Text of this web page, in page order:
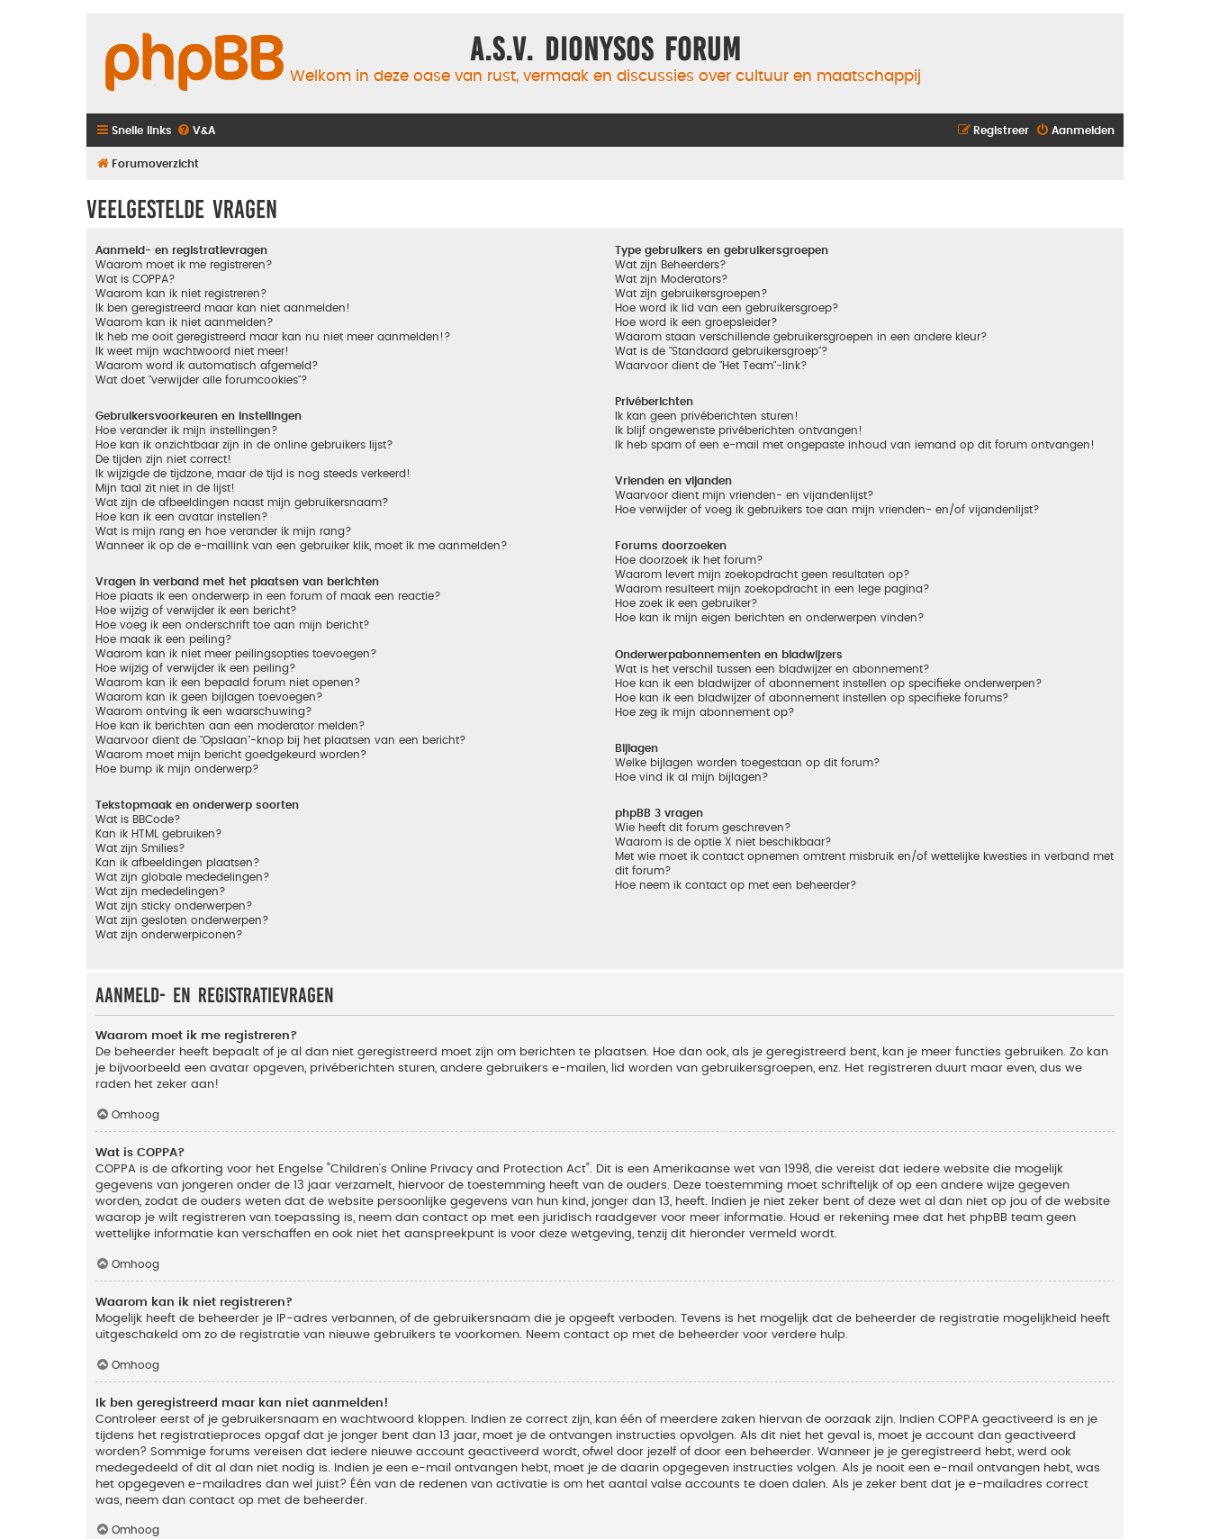
A.S.V. Dionysos Forum
Welkom in deze oase van rust, vermaak en discussies over cultuur en maatschappij
Snelle links V&A Aanmelden
Registreer
Forumoverzicht
Veelgestelde vragen
Aanmeld- en registratievragen
Waarom moet ik me registreren?
Wat is COPPA?
Waarom kan ik niet registreren?
Ik ben geregistreerd maar kan niet aanmelden!
Waarom kan ik niet aanmelden?
Ik heb me ooit geregistreerd maar kan nu niet meer aanmelden!?
Ik weet mijn wachtwoord niet meer!
Waarom word ik automatisch afgemeld?
Wat doet "verwijder alle forumcookies"?
Gebruikersvoorkeuren en instellingen
Hoe verander ik mijn instellingen?
Hoe kan ik onzichtbaar zijn in de online gebruikers lijst?
De tijden zijn niet correct!
Ik wijzigde de tijdzone, maar de tijd is nog steeds verkeerd!
Mijn taal zit niet in de lijst!
Wat zijn de afbeeldingen naast mijn gebruikersnaam?
Hoe kan ik een avatar instellen?
Wat is mijn rang en hoe verander ik mijn rang?
Wanneer ik op de e-maillink van een gebruiker klik, moet ik me aanmelden?
Vragen in verband met het plaatsen van berichten
Hoe plaats ik een onderwerp in een forum of maak een reactie?
Hoe wijzig of verwijder ik een bericht?
Hoe voeg ik een onderschrift toe aan mijn bericht?
Hoe maak ik een peiling?
Waarom kan ik niet meer peilingsopties toevoegen?
Hoe wijzig of verwijder ik een peiling?
Waarom kan ik een bepaald forum niet openen?
Waarom kan ik geen bijlagen toevoegen?
Waarom ontving ik een waarschuwing?
Hoe kan ik berichten aan een moderator melden?
Waarvoor dient de "Opslaan"-knop bij het plaatsen van een bericht?
Waarom moet mijn bericht goedgekeurd worden?
Hoe bump ik mijn onderwerp?
Tekstopmaak en onderwerp soorten
Wat is BBCode?
Kan ik HTML gebruiken?
Wat zijn Smilies?
Kan ik afbeeldingen plaatsen?
Wat zijn globale mededelingen?
Wat zijn mededelingen?
Wat zijn sticky onderwerpen?
Wat zijn gesloten onderwerpen?
Wat zijn onderwerpiconen?
Type gebruikers en gebruikersgroepen
Wat zijn Beheerders?
Wat zijn Moderators?
Wat zijn gebruikersgroepen?
Hoe word ik lid van een gebruikersgroep?
Hoe word ik een groepsleider?
Waarom staan verschillende gebruikersgroepen in een andere kleur?
Wat is de "Standaard gebruikersgroep"?
Waarvoor dient de "Het Team"-link?
Privéberichten
Ik kan geen privéberichten sturen!
Ik blijf ongewenste privéberichten ontvangen!
Ik heb spam of een e-mail met ongepaste inhoud van iemand op dit forum ontvangen!
Vrienden en vijanden
Waarvoor dient mijn vrienden- en vijandenlijst?
Hoe verwijder of voeg ik gebruikers toe aan mijn vrienden- en/of vijandenlijst?
Forums doorzoeken
Hoe doorzoek ik het forum?
Waarom levert mijn zoekopdracht geen resultaten op?
Waarom resulteert mijn zoekopdracht in een lege pagina?
Hoe zoek ik een gebruiker?
Hoe kan ik mijn eigen berichten en onderwerpen vinden?
Onderwerpabonnementen en bladwijzers
Wat is het verschil tussen een bladwijzer en abonnement?
Hoe kan ik een bladwijzer of abonnement instellen op specifieke onderwerpen?
Hoe kan ik een bladwijzer of abonnement instellen op specifieke forums?
Hoe zeg ik mijn abonnement op?
Bijlagen
Welke bijlagen worden toegestaan op dit forum?
Hoe vind ik al mijn bijlagen?
phpBB 3 vragen
Wie heeft dit forum geschreven?
Waarom is de optie X niet beschikbaar?
Met wie moet ik contact opnemen omtrent misbruik en/of wettelijke kwesties in verband met
dit forum?
Hoe neem ik contact op met een beheerder?
Aanmeld- en registratievragen
Waarom moet ik me registreren?
De beheerder heeft bepaalt of je al dan niet geregistreerd moet zijn om berichten te plaatsen. Hoe dan ook, als je geregistreerd bent, kan je meer functies gebruiken. Zo kan
je bijvoorbeeld een avatar opgeven, privéberichten sturen, andere gebruikers e-mailen, lid worden van gebruikersgroepen, enz. Het registreren duurt maar even, dus we
raden het zeker aan!
Omhoog
Wat is COPPA?
COPPA is de afkorting voor het Engelse "Children’s Online Privacy and Protection Act". Dit is een Amerikaanse wet van 1998, die vereist dat iedere website die mogelijk
gegevens van jongeren onder de 13 jaar verzamelt, hiervoor de toestemming heeft van de ouders. Deze toestemming moet schriftelijk of op een andere wijze gegeven
worden, zodat de ouders weten dat de website persoonlijke gegevens van hun kind, jonger dan 13, heeft. Indien je niet zeker bent of deze wet al dan niet op jou of de website
waarop je wilt registreren van toepassing is, neem dan contact op met een juridisch raadgever voor meer informatie. Houd er rekening mee dat het phpBB team geen
wettelijke informatie kan verschaffen en ook niet het aanspreekpunt is voor deze wetgeving, tenzij dit hieronder vermeld wordt.
Omhoog
Waarom kan ik niet registreren?
Mogelijk heeft de beheerder je IP-adres verbannen, of de gebruikersnaam die je opgeeft verboden. Tevens is het mogelijk dat de beheerder de registratie mogelijkheid heeft
uitgeschakeld om zo de registratie van nieuwe gebruikers te voorkomen. Neem contact op met de beheerder voor verdere hulp.
Omhoog
Ik ben geregistreerd maar kan niet aanmelden!
Controleer eerst of je gebruikersnaam en wachtwoord kloppen. Indien ze correct zijn, kan één of meerdere zaken hiervan de oorzaak zijn. Indien COPPA geactiveerd is en je
tijdens het registratieproces opgaf dat je jonger bent dan 13 jaar, moet je de ontvangen instructies opvolgen. Als dit niet het geval is, moet je account dan geactiveerd
worden? Sommige forums vereisen dat iedere nieuwe account geactiveerd wordt, ofwel door jezelf of door een beheerder. Wanneer je je geregistreerd hebt, werd ook
medegedeeld of dit al dan niet nodig is. Indien je een e-mail ontvangen hebt, moet je de daarin opgegeven instructies volgen. Als je nooit een e-mail ontvangen hebt, was
het opgegeven e-mailadres dan wel juist? Één van de redenen van activatie is om het aantal valse accounts te doen dalen. Als je zeker bent dat je e-mailadres correct
was, neem dan contact op met de beheerder.
Omhoog